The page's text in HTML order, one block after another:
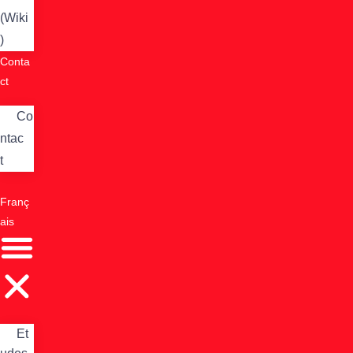
(Wiki
)
Conta
ct
Co
ntac
t
Franç
ais
Et